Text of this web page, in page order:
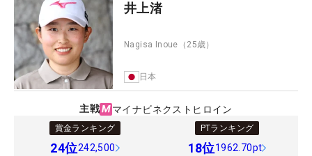
井上渚
Nagisa Inoue （25歳）
日本
主戦 マイナビネクストヒロイン
賞金ランキング
24位242,500
PTランキング
18位1962.70pt